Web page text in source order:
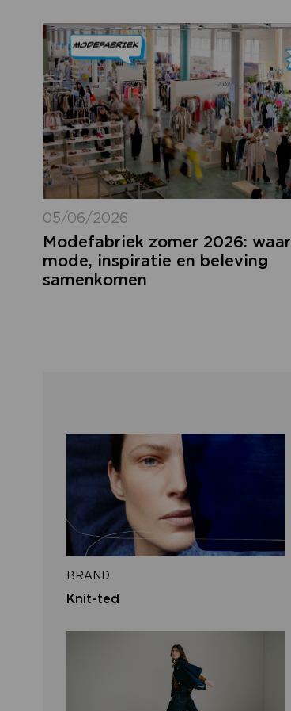
05/06/2026
Modefabriek zomer 2026: waar
mode, inspiratie en beleving
samenkomen
BRAND
Knit-ted